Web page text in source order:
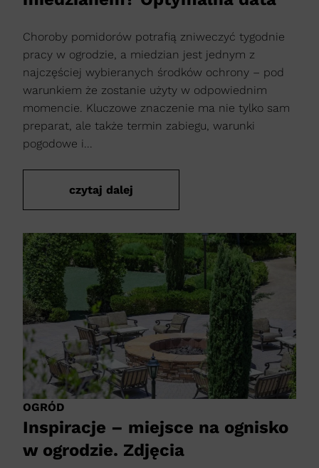
Choroby pomidorów potrafią zniweczyć tygodnie
pracy w ogrodzie, a miedzian jest jednym z
najczęściej wybieranych środków ochrony – pod
warunkiem że zostanie użyty w odpowiednim
momencie. Kluczowe znaczenie ma nie tylko sam
preparat, ale także termin zabiegu, warunki
pogodowe i...
czytaj dalej
OGRÓD
Inspiracje – miejsce na ognisko
w ogrodzie. Zdjęcia